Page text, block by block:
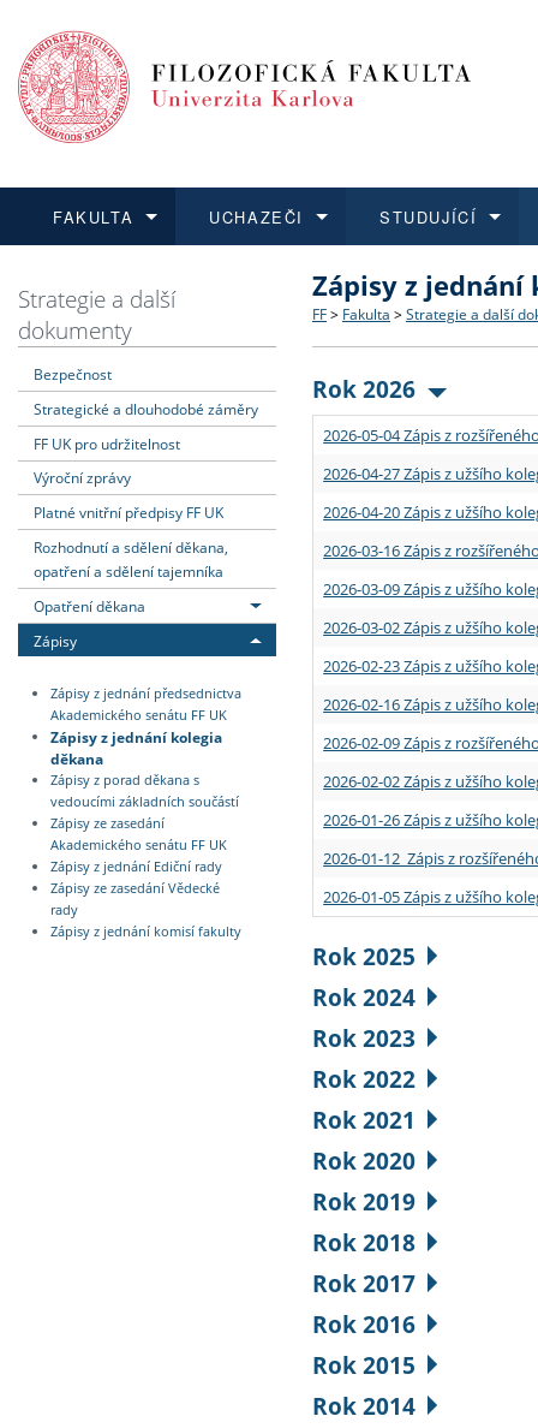
FAKULTA
Dozvědět se více
Struktura a historie
Strategie a další
Podpora a benefity pro
Absolventi fakulty
UCHAZEČI
Podat přihlášku
Co studovat a jak se
Učitelské studijní
Informace k průběhu
STUDUJÍCÍ
Dozvědět se více
Bakalářské a magisterské
Doktorské studium
Rigorózní řízení
Dozvědět se více
O vědě a výzkumu na FF
Akademické kvalifikace
Granty a projekty
Dozvědět se více
Aktuální nabídky a
Vyjíždějící studenti
Přijíždějící studenti
Vyjíždějící zaměstnanci
Strategie a další
dokumenty
Bezpečnost
Strategické a dlouhodobé záměry
FF UK pro udržitelnost
Výroční zprávy
Platné vnitřní předpisy FF UK
Rozhodnutí a sdělení děkana,
opatření a sdělení tajemníka
Opatření děkana
Zápisy
Zápisy z jednání předsednictva
Akademického senátu FF UK
Zápisy z jednání kolegia
děkana
Zápisy z porad děkana s
vedoucími základních součástí
Zápisy ze zasedání
Akademického senátu FF UK
Zápisy z jednání Ediční rady
Zápisy ze zasedání Vědecké
rady
Zápisy z jednání komisí fakulty
Zápisy z jednání
FF > Fakulta > Strategie a další
Rok 2026
2026-05-04 Zápis z
2026-04-27 Zápis z užšího
2026-04-20 Zápis z užšího
2026-03-16 Zápis z
2026-03-09 Zápis z užšího
2026-03-02 Zápis z užšího
2026-02-23 Zápis z užšího
2026-02-16 Zápis z užšího
2026-02-09 Zápis z
2026-02-02 Zápis z užšího
2026-01-26 Zápis z užšího
2026-01-12 Zápis z
2026-01-05 Zápis z užšího
Rok 2025
Rok 2024
Rok 2023
Rok 2022
Rok 2021
Rok 2020
Rok 2019
Rok 2018
Rok 2017
Rok 2016
Rok 2015
Rok 2014